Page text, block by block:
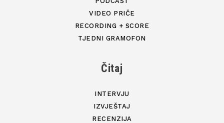
VIDEO PRIČE
RECORDING + SCORE
TJEDNI GRAMOFON
Čitaj
INTERVJU
IZVJEŠTAJ
RECENZIJA